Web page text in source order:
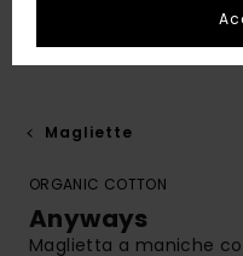
Magliette
ORGANIC COTTON
Anyways
Maglietta a maniche